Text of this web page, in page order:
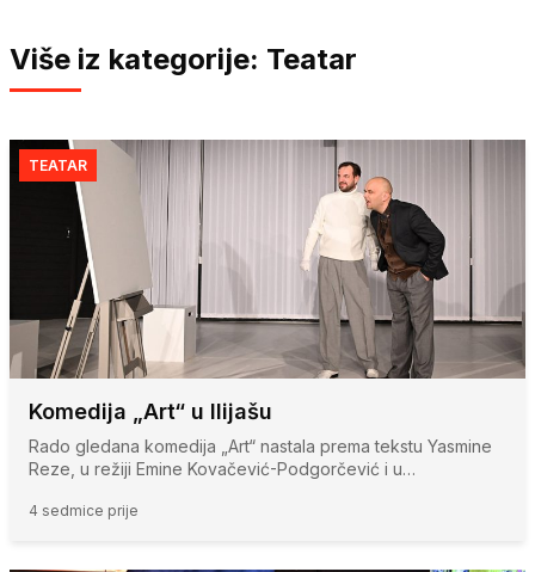
Više iz kategorije: Teatar
TEATAR
Komedija „Art“ u Ilijašu
Rado gledana komedija „Art“ nastala prema tekstu Yasmine
Reze, u režiji Emine Kovačević-Podgorčević i u…
4 sedmice prije